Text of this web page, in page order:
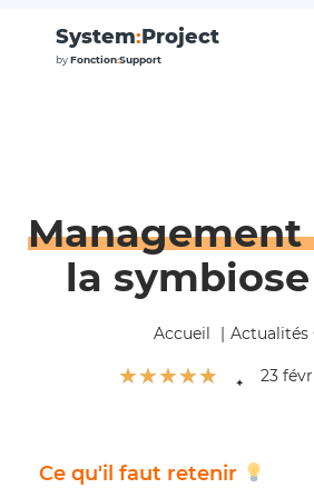
System:Project
byFonction:Support
la
Accueil Actualités
☆☆☆☆☆ ✦ 23
Ce qu'il faut retenir